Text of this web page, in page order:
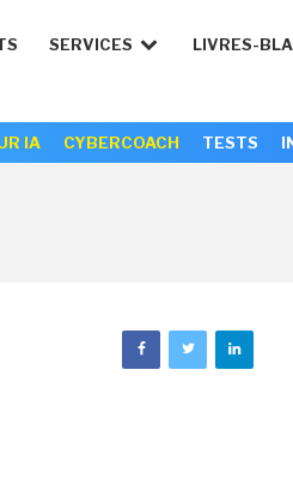
SERVICES LIVRES-
IA CYBERCOACH TESTS